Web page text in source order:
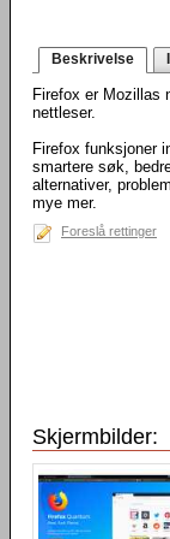
Beskrivelse
Firefox er Mozillas
nettleser.
Firefox funksjoner
smartere søk,
alternativer,
mye mer.
Foreslå rettinger
Skjermbilder: